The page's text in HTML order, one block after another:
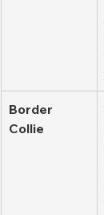
Border
Collie